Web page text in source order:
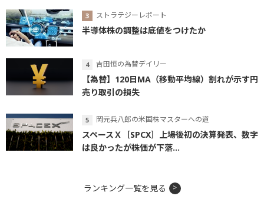
ストラテジーレポート
半導体株の調整は底値をつけたか
吉田恒の為替デイリー
【為替】120日MA（移動平均線）割れが示す円
売り取引の損失
岡元兵八郎の米国株マスターへの道
スペースＸ［SPCX］上場後初の決算発表、数字
は良かったが株価が下落...
ランキング一覧を見る